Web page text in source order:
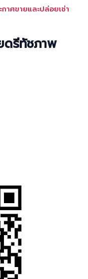
าศขายและปล่อยเช่า
ดรีทัชภาพ